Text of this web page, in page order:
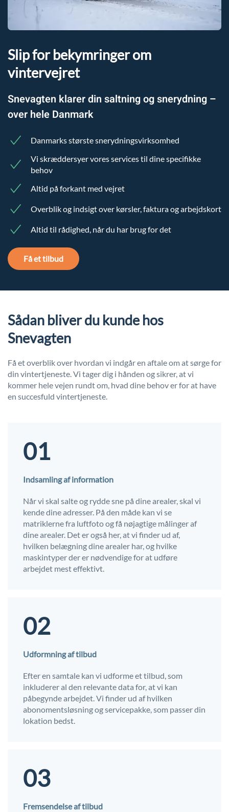
Slip for bekymringer om
vintervejret
Snevagten klarer din saltning og snerydning –
over hele Danmark
Danmarks største snerydningsvirksomhed
Vi skræddersyer vores services til dine specifikke
behov
Altid på forkant med vejret
Overblik og indsigt over kørsler, faktura og arbejdskort
Altid til rådighed, når du har brug for det
Få et tilbud
Sådan bliver du kunde hos
Snevagten
Få et overblik over hvordan vi indgår en aftale om at sørge for
din vintertjeneste. Vi tager dig i hånden og sikrer, at vi
kommer hele vejen rundt om, hvad dine behov er for at have
en succesfuld vintertjeneste.
01
Indsamling af information
Når vi skal salte og rydde sne på dine arealer, skal vi
kende dine adresser. På den måde kan vi se
matriklerne fra luftfoto og få nøjagtige målinger af
dine arealer. Det er også her, at vi finder ud af,
hvilken belægning dine arealer har, og hvilke
maskintyper der er nødvendige for at udføre
arbejdet mest effektivt.
02
Udformning af tilbud
Efter en samtale kan vi udforme et tilbud, som
inkluderer al den relevante data for, at vi kan
påbegynde arbejdet. Vi finder ud af hvilken
abonomentsløsning og servicepakke, som passer din
lokation bedst.
03
Fremsendelse af tilbud